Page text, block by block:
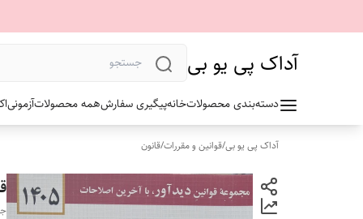
آداک پی یو بی
دسته‌بندی محصولاتخانهپیگیری سفارشهمه محصولاتآزمونی
آداک پی یو بی/قوانین و مقررات/قانون